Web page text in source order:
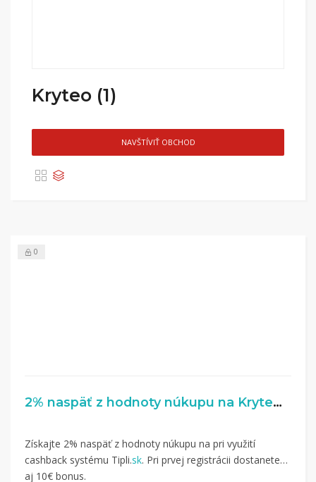
Kryteo (1)
NAVŠTÍVIŤ OBCHOD
0
2% naspäť z hodnoty núkupu na Kryteo.cz
Získajte 2% naspäť z hodnoty núkupu na pri využití
cashback systému Tipli.sk. Pri prvej registrácii dostanete
aj 10€ bonus.